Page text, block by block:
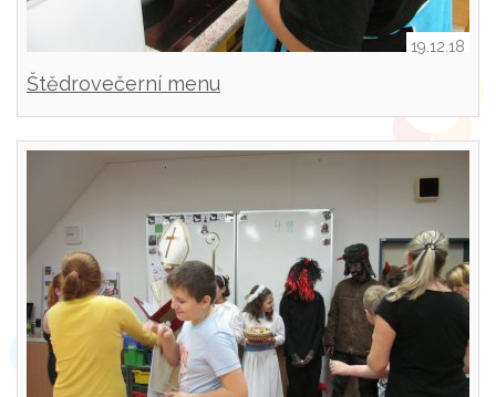
19.12.18
Štědrovečerní menu